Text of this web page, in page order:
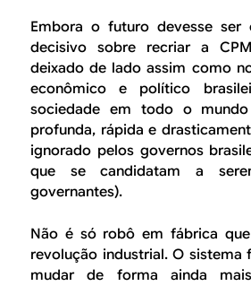
Embora o futuro devesse ser
decisivo sobre recriar a
deixado de lado assim como
econômico e político
sociedade em todo o
profunda, rápida e
ignorado pelos governos
que se candidatam a
governantes).
Não é só robô em fábrica
revolução industrial. O sistema
mudar de forma ainda